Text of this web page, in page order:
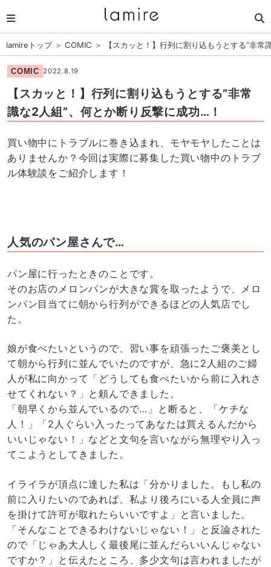
lamireトップ＞ COMIC ＞ 【スカッと！】行列に割り込もうとする”非
COMIC 2022.8.19
【スカッと！】行列に割り込もうとする”非常
識な2人組”、何とか断り反撃に成功…！
買い物中にトラブルに巻き込まれ、モヤモヤしたことは
ありませんか？今回は実際に募集した買い物中のトラブ
ル体験談をご紹介します！
人気のパン屋さんで…
パン屋に行ったときのことです。
そのお店のメロンパンが大きな賞を取ったようで、メロ
ンパン目当てに朝から行列ができるほどの人気店でし
た。
娘が食べたいというので、習い事を頑張ったご褒美とし
て朝から行列に並んでいたのですが、急に2人組のご婦
人が私に向かって「どうしても食べたいから前に入れさ
せてくれない？」と頼んできました。
「朝早くから並んでいるので…」と断ると、「ケチな
人！」「2人ぐらい入ったってあなたは買えるんだから
いいじゃない！」などと文句を言いながら無理やり入っ
てこようとしてきました。
イライラが頂点に達した私は「分かりました。もし私の
前に入りたいのであれば、私より後ろにいる人全員に声
を掛けて許可が取れたらいいですよ」と言いました。
「そんなことできるわけないじゃない！」と反論された
ので「じゃあ大人しく最後尾に並んだらいいんじゃない
ですか？」と伝えたところ、多少文句は言われましたが